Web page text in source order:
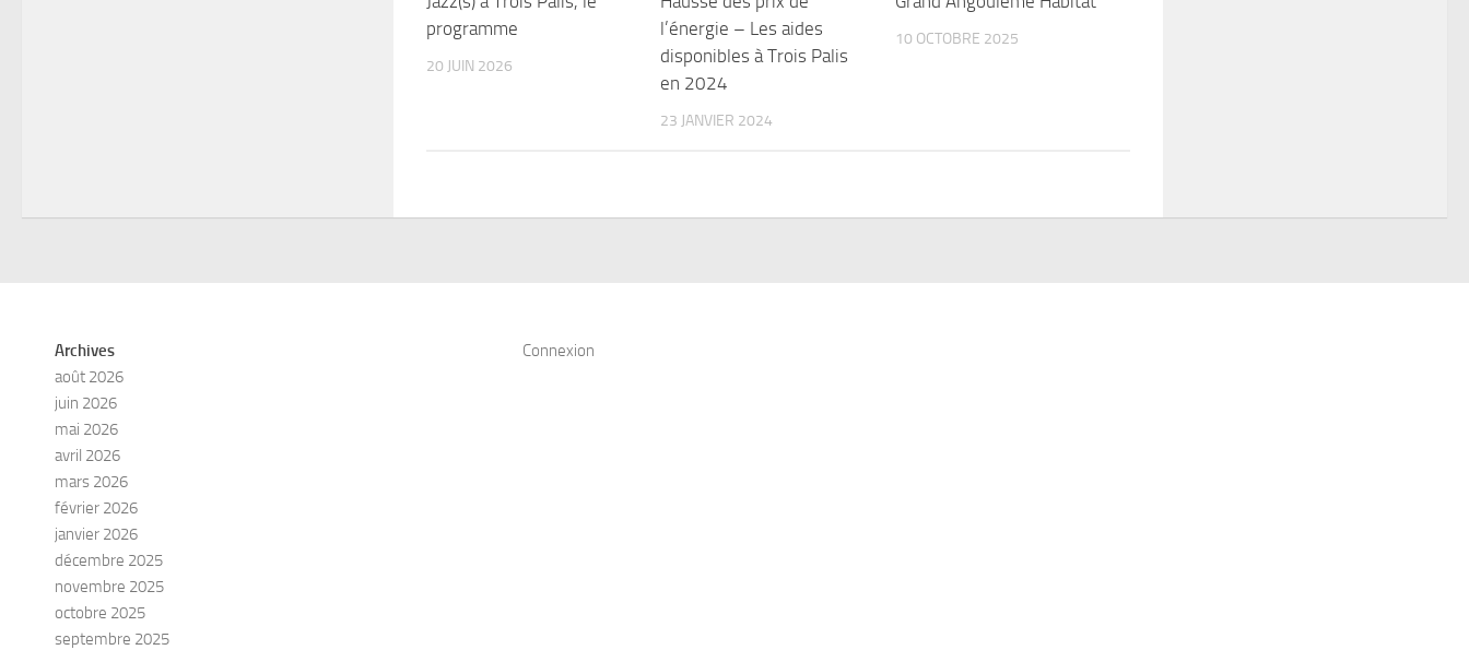
programme
20 JUIN 2026
l’énergie – Les aides
disponibles à Trois Palis
en 2024
23 JANVIER 2024
10 OCTOBRE 2025
Archives
août 2026
juin 2026
mai 2026
avril 2026
mars 2026
février 2026
janvier 2026
décembre 2025
novembre 2025
octobre 2025
septembre 2025
Connexion